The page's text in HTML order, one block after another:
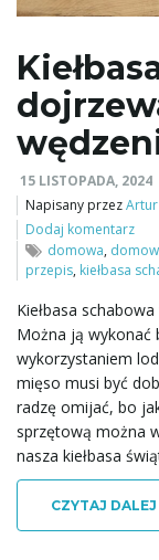
15 LISTOPADA, 2024
Napisany przezArtur
Dodaj komentarz
domowa,
przepis, kiełbasa
Kiełbasa
Można ją wykonać
wykorzystaniem
mięso musi być
radzę omijać, bo
sprzętową można
nasza kiełbasa
CZYTAJ DALEJ